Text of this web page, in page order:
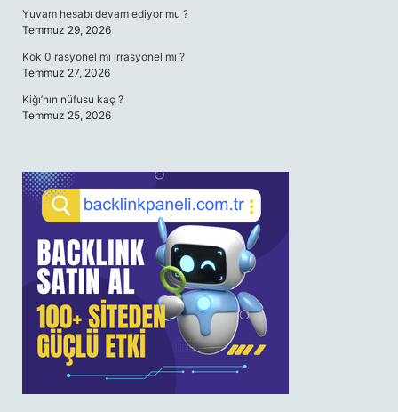
Yuvam hesabı devam ediyor mu ?
Temmuz 29, 2026
Kök 0 rasyonel mi irrasyonel mi ?
Temmuz 27, 2026
Kiğı’nın nüfusu kaç ?
Temmuz 25, 2026